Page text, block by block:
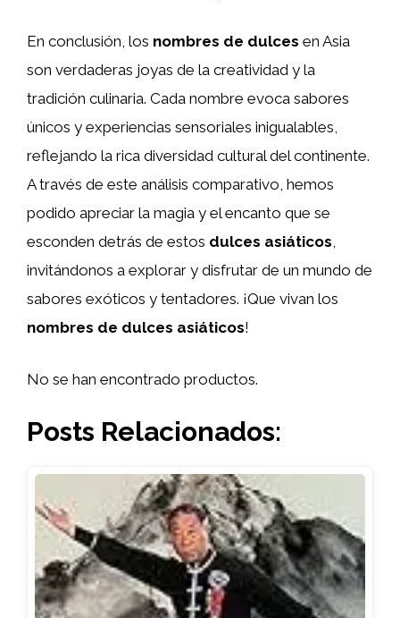
En conclusión, los nombres de dulces en Asia
son verdaderas joyas de la creatividad y la
tradición culinaria. Cada nombre evoca sabores
únicos y experiencias sensoriales inigualables,
reflejando la rica diversidad cultural del continente.
A través de este análisis comparativo, hemos
podido apreciar la magia y el encanto que se
esconden detrás de estos dulces asiáticos,
invitándonos a explorar y disfrutar de un mundo de
sabores exóticos y tentadores. ¡Que vivan los
nombres de dulces asiáticos!
No se han encontrado productos.
Posts Relacionados: